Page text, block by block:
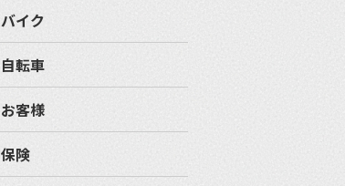
バイク
自転車
お客様
保険